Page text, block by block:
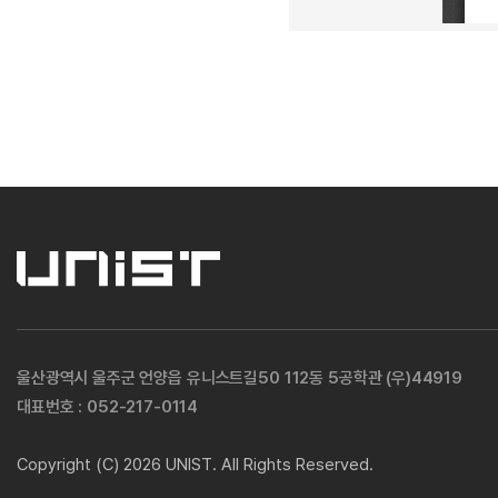
울산광역시 울주군 언양읍 유니스트길50 112동 5공학관 (우)44919
대표번호 : 052-217-0114
Copyright (C) 2026 UNIST. All Rights Reserved.